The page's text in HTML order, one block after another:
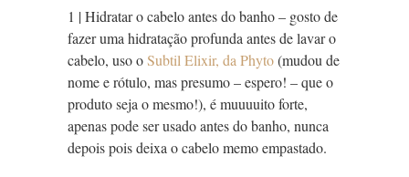
1 | Hidratar o cabelo antes do banho – gosto de
fazer uma hidratação profunda antes de lavar o
cabelo, uso oSubtil Elixir, da Phyto(mudou de
nome e rótulo, mas presumo – espero! – que o
produto seja o mesmo!), é muuuuito forte,
apenas pode ser usado antes do banho, nunca
depois pois deixa o cabelo memo empastado.